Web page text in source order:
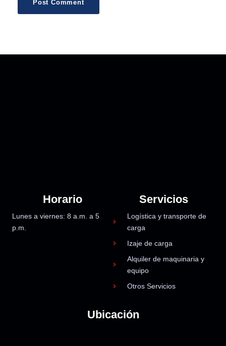
Horario
Lunes a viernes: 8 a.m. a 5
p.m.
Servicios
Logística y transporte de
carga
Izaje de carga
Alquiler de maquinaria y
equipo
Otros Servicios
Ubicación